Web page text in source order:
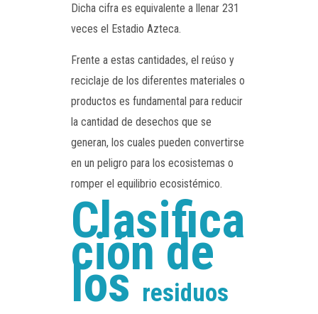
Dicha cifra es equivalente a llenar 231
veces el Estadio Azteca.
Frente a estas cantidades, el reúso y
reciclaje de los diferentes materiales o
productos es fundamental para reducir
la cantidad de desechos que se
generan, los cuales pueden convertirse
en un peligro para los ecosistemas o
romper el equilibrio ecosistémico.
Clasifica
ción de
losresiduos